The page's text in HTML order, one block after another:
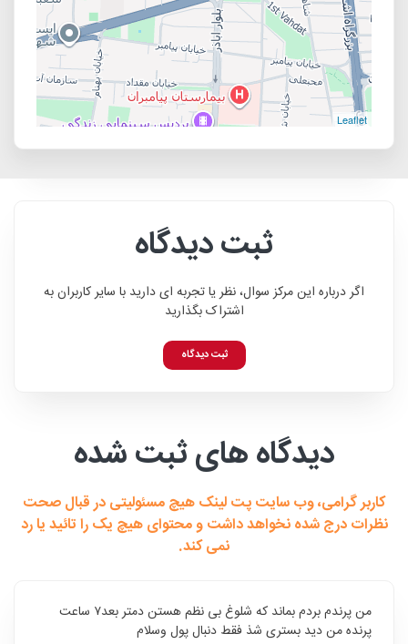
Leaflet
ثبت دیدگاه
اگر درباره این مرکز سوال، نظر یا تجربه ای دارید با سایر کاربران به
اشتراک بگذارید
ثبت دیدگاه
دیدگاه های ثبت شده
کاربر گرامی، وب سایت پت لینک هیچ مسئولیتی در قبال صحت
نظرات درج شده نخواهد داشت و محتوای هیچ یک را تائید یا رد
نمی کند.
من پرندم بردم بماند که شلوغ بی نظم هستن دمتر بعد۷ ساعت
پرنده من دید بستری شذ فقط دنبال پول وسلام